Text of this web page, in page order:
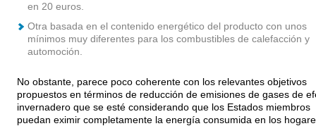
en 20 euros.
Otra basada en el contenido energético del producto con unos
mínimos muy diferentes para los combustibles de calefacción y
automoción.
No obstante, parece poco coherente con los relevantes objetivos
propuestos en términos de reducción de emisiones de gases de
invernadero que se esté considerando que los Estados miembros
puedan eximir completamente la energía consumida en los